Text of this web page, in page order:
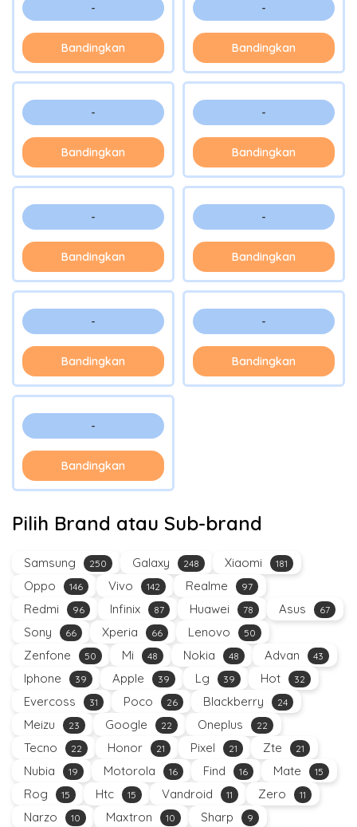
-
Bandingkan
-
Bandingkan
-
Bandingkan
-
Bandingkan
-
Bandingkan
-
Bandingkan
-
Bandingkan
-
Bandingkan
-
Bandingkan
Pilih Brand atau Sub-brand
Samsung 250 Galaxy 248 Xiaomi 181
Oppo 146 Vivo 142 Realme 97
Redmi 96 Infinix 87 Huawei 78 Asus 67
Sony 66 Xperia 66 Lenovo 50
Zenfone 50 Mi 48 Nokia 48 Advan 43
Iphone 39 Apple 39 Lg 39 Hot 32
Evercoss 31 Poco 26 Blackberry 24
Meizu 23 Google 22 Oneplus 22
Tecno 22 Honor 21 Pixel 21 Zte 21
Nubia 19 Motorola 16 Find 16 Mate 15
Rog 15 Htc 15 Vandroid 11 Zero 11
Narzo 10 Maxtron 10 Sharp 9